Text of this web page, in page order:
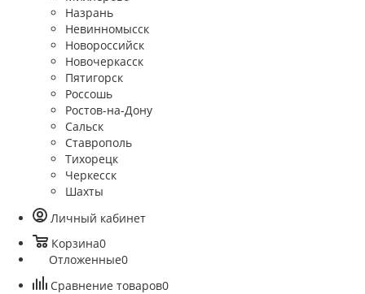
Назрань
Невинномысск
Новороссийск
Новочеркасcк
Пятигорск
Россошь
Ростов-на-Дону
Сальск
Ставрополь
Тихорецк
Черкесск
Шахты
Личный кабинет
Корзина0
Отложенные0
Сравнение товаров0